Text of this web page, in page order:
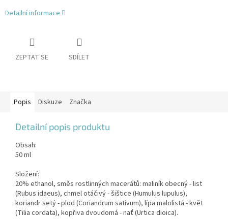
Detailní informace
ZEPTAT SE SDÍLET
Popis Diskuze Značka
Detailní popis produktu
Obsah:
50 ml
Složení:
20% ethanol, směs rostlinných macerátů: maliník obecný - list
(Rubus idaeus), chmel otáčivý - šištice (Humulus lupulus),
koriandr setý - plod (Coriandrum sativum), lípa malolistá - květ
(Tilia cordata), kopřiva dvoudomá - nať (Urtica dioica).